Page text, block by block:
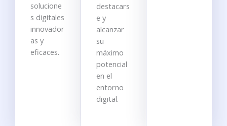
solucione
s digitales
innovador
as y
eficaces.
destacars
e y
alcanzar
su
máximo
potencial
en el
entorno
digital.